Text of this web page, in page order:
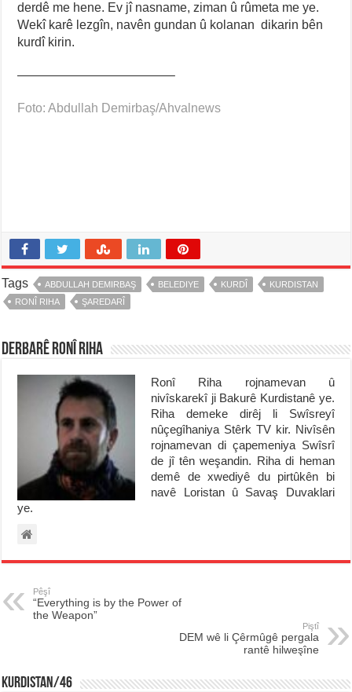
derdê me hene. Ev jî nasname, ziman û rûmeta me ye.
Wekî karê lezgîn, navên gundan û kolanan dikarin bên
kurdî kirin.
————————————–
Foto: Abdullah Demirbaş/Ahvalnews
Tags ABDULLAH DEMIRBAŞ BELEDIYE KURDÎ
KURDISTAN
RONÎ RIHA
ŞAREDARÎ
Derbarê Ronî Riha
Ronî Riha rojnamevan û
nivîskarekî ji Bakurê Kurdistanê ye.
Riha demeke dirêj li Swîsreyî
nûçegîhaniya Stêrk TV kir. Nivîsên
rojnamevan di çapemeniya Swîsrî
de jî tên weşandin. Riha di heman
demê de xwediyê du pirtûkên bi
navê Loristan û Savaş Duvaklari
ye.
Pêşî
“Everything is by the Power of
the Weapon”
Piştî
DEM wê li Çêrmûgê pergala
rantê hilweşîne
KURDISTAN/46